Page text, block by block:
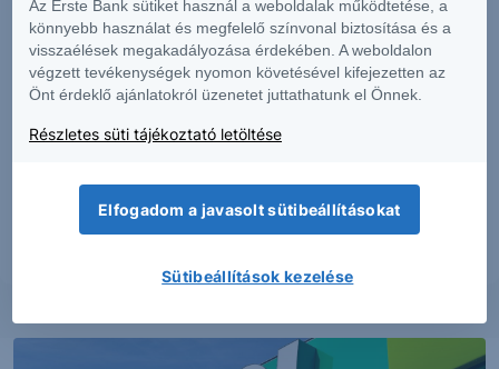
Érdeklődik a részletek iránt?Kérjen visszahívást
és szakértőnkkel egyeztethet a termékkel
kapcsolatban.
További információk kérése
Az Erste Bank sütiket használ a weboldalak működtetése, a
könnyebb használat és megfelelő színvonal biztosítása és a
visszaélések megakadályozása érdekében. A weboldalon
végzett tevékenységek nyomon követésével kifejezetten az
Önt érdeklő ajánlatokról üzenetet juttathatunk el Önnek.
Részletes süti tájékoztató letöltése
Elfogadom a javasolt sütibeállításokat
Sütibeállítások kezelése